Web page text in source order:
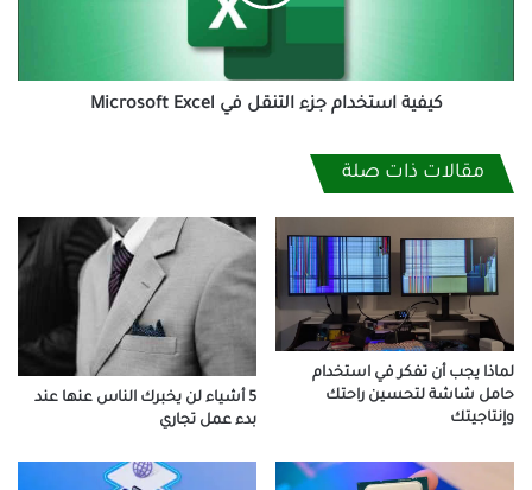
كيفية استخدام جزء التنقل في Microsoft Excel
مقالات ذات صلة
لماذا يجب أن تفكر في استخدام
حامل شاشة لتحسين راحتك
وإنتاجيتك
5 أشياء لن يخبرك الناس عنها عند
بدء عمل تجاري